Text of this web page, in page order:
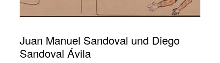
Juan Manuel Sandoval und Diego
Sandoval Ávila